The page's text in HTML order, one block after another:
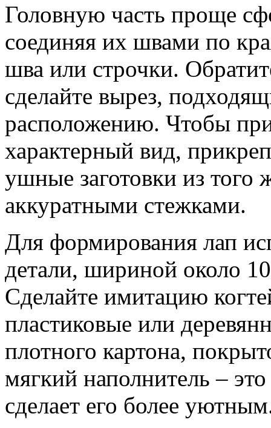
Головную часть проще
соединяя их швами по
шва или строчки.
сделайте вырез,
расположению. Чтобы
характерный вид,
ушные заготовки из того
аккуратными стежками.
Для формирования лап
детали, шириной около
Сделайте имитацию
пластиковые или
плотного картона,
мягкий наполнитель –
сделает его более